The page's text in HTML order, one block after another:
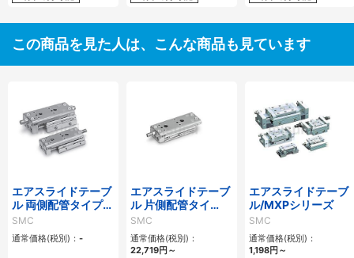
この商品を見た人は、こんな商品も見ています
エアスライドテーブ
ル 両側配管タイプ
MXQ□Aシリーズ
SMC
通常価格(税別)： -
エアスライドテーブ
ル 片側配管タイ
プ/MXQ□Cシリー
ズ
SMC
通常価格(税別)：
22,719円～
エアスライドテーブ
ル/MXPシリーズ
SMC
通常価格(税別)：
1,198円～